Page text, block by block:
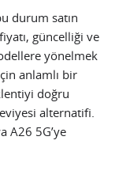
durum satın
güncelliği ve
yönelmek
anlamlı bir
doğru
alternatifi.
A26 5G’ye